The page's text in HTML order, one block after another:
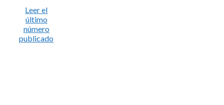
Leer el
último
número
publicado